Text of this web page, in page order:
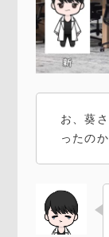
お、葵
ったの